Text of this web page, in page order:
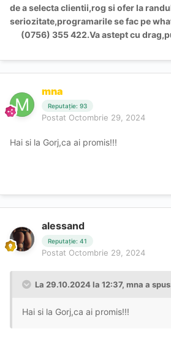
de a selecta clientii,rog si ofer la
seriozitate,programarile se fac pe
(0756) 355 422.Va astept cu
mna
Reputație: 93
Postat Octombrie 29, 2024
Hai si la Gorj,ca ai promis!!!
alessand
Reputație: 41
Postat Octombrie 29, 2024
La 29.10.2024 la 12:37, mna a
Hai si la Gorj,ca ai promis!!!